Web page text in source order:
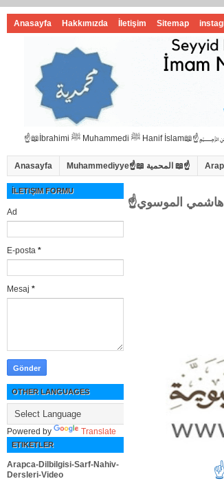
Anasayfa Hakkımızda İletişim Sitemap
Anasayfa Muhammediyye☝📖 المحمية 📖☝
İLETIŞIM FORMU
Ad
E-posta *
Mesaj *
OTHER LANGUAGES
Powered by Translate
ETIKETLER
Arapca-Dilbilgisi-Sarf-Nahiv-
Dersleri-Video